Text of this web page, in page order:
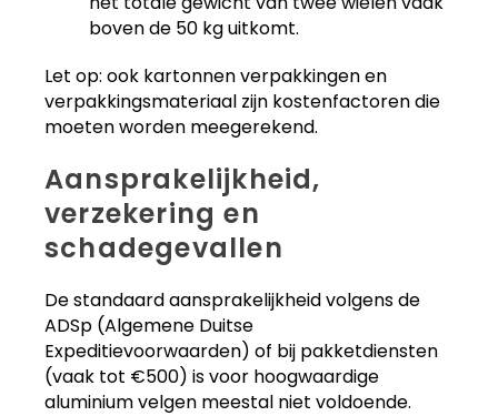
boven de 50 kg uitkomt.
Let op: ook kartonnen verpakkingen en
verpakkingsmateriaal zijn kostenfactoren die
moeten worden meegerekend.
Aansprakelijkheid,
verzekering en
schadegevallen
De standaard aansprakelijkheid volgens de
ADSp (Algemene Duitse
Expeditievoorwaarden) of bij pakketdiensten
(vaak tot €500) is voor hoogwaardige
aluminium velgen meestal niet voldoende.